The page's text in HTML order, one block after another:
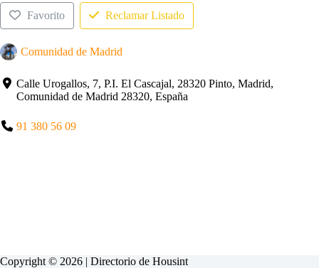
Favorito Reclamar Listado
Comunidad de Madrid
Calle Urogallos, 7, P.I. El Cascajal, 28320 Pinto, Madrid,
Comunidad de Madrid 28320, España
91 380 56 09
Copyright © 2026 | Directorio de Housint